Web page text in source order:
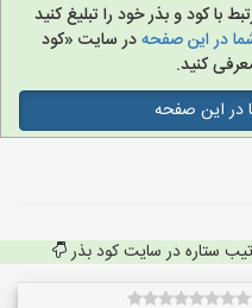
با کود و بذر خود را تبلیغ کنید
در این صفحهدر سایت «کود
کنید.
در این صفحه
ستاره در سایت کود بذر